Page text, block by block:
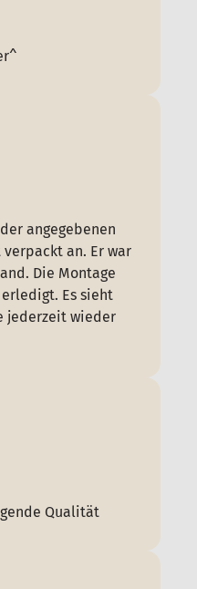
angegebenen
an. Er war
Die Montage
Es sieht
jederzeit wieder
Qualität